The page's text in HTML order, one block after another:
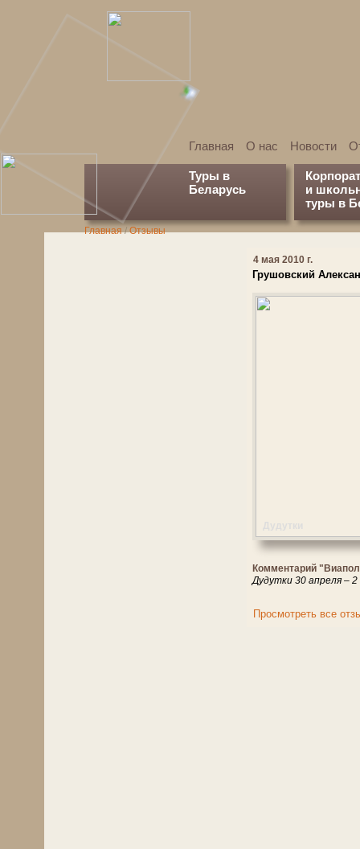
Главная О нас Новости
Туры в
Беларусь
и
туры в
Главная/Отзывы
4 мая 2010 г.
Грушовский
Комментарий
Дудутки 30 апреля –
Просмотреть все